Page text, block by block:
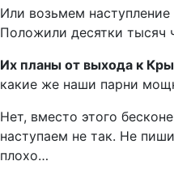
Или возьмем
Положили десятки тысяч
Их планы от выхода к
какие же наши парни
Нет, вместо этого
наступаем не так. Не
плохо…